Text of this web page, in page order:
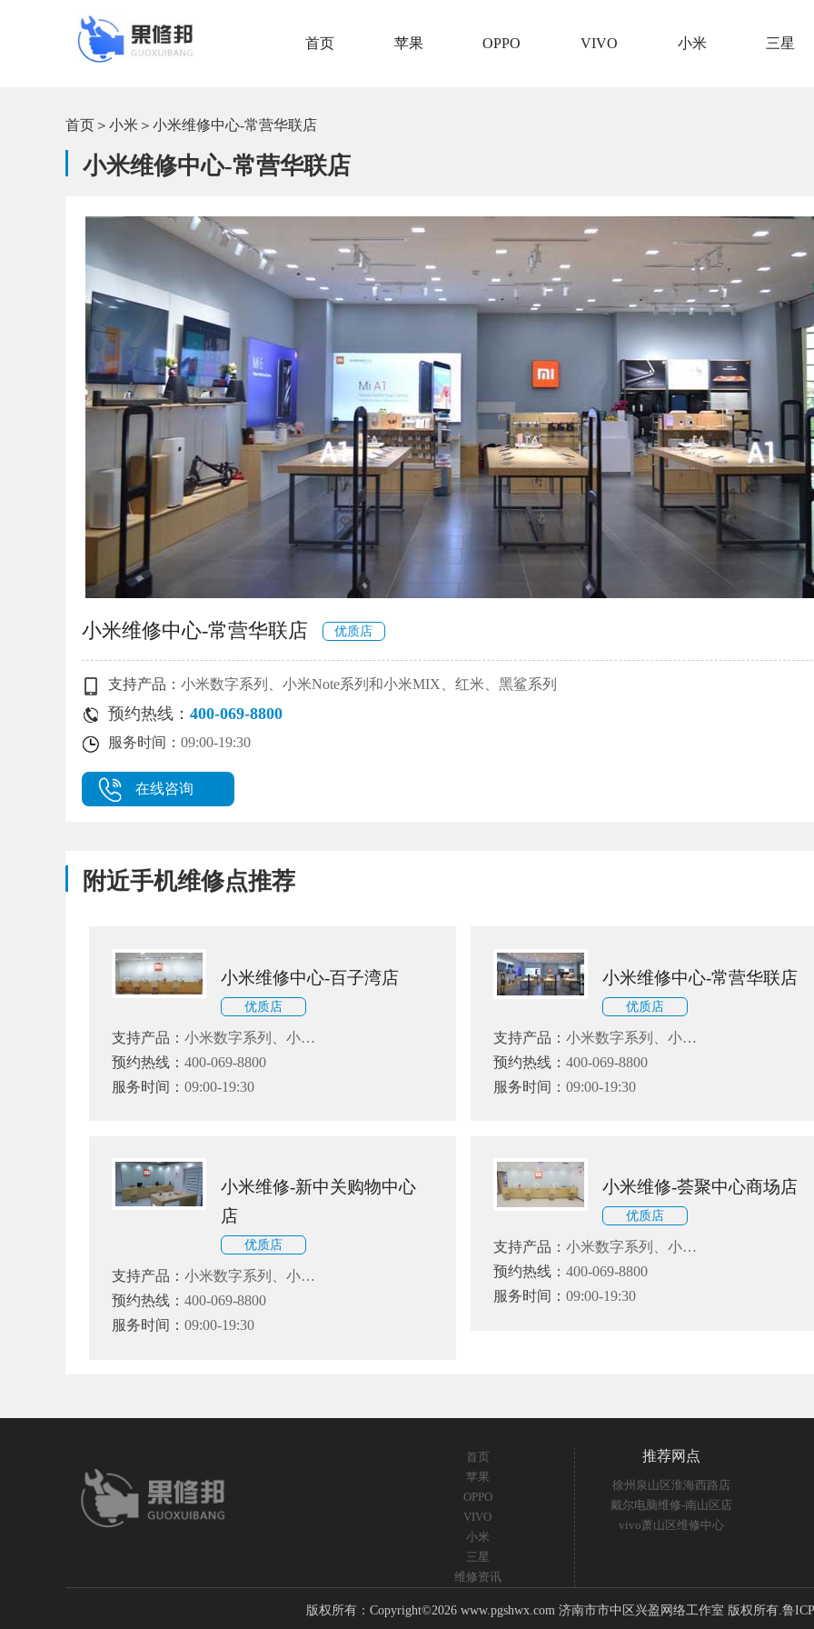
首页 苹果 OPPO VIVO 小米 三星
首页 ＞ 小米 ＞ 小米维修中心-常营华联店
小米维修中心-常营华联店
小米维修中心-常营华联店 优质店
支持产品：小米数字系列、小米Note系列和小米MIX、红米、黑鲨系列
预约热线：400-069-8800
服务时间：09:00-19:30
在线咨询
附近手机维修点推荐
小米维修中心-百子湾店
优质店
支持产品： 小米数字系列、小米
Note系列和小米MIX、红米、黑
鲨系列
预约热线： 400-069-8800
服务时间： 09:00-19:30
小米维修中心-常营华联店
优质店
支持产品： 小米数字系列、小米
Note系列和小米MIX、红米、黑
鲨系列
预约热线： 400-069-8800
服务时间： 09:00-19:30
小米维修-新中关购物中心
店
优质店
支持产品： 小米数字系列、小米
Note系列和小米MIX、红米、黑
鲨系列
预约热线： 400-069-8800
服务时间： 09:00-19:30
小米维修-荟聚中心商场店
优质店
支持产品： 小米数字系列、小米
Note系列和小米MIX、红米、黑
鲨系列
预约热线： 400-069-8800
服务时间： 09:00-19:30
首页
苹果
OPPO
VIVO
小米
三星
维修资讯
推荐网点
徐州泉山区淮海西路店
戴尔电脑维修-南山区店
vivo萧山区维修中心
版权所有：Copyright©2026 www.pgshwx.com 济南市市中区兴盈网络工作室 版权所有. 鲁